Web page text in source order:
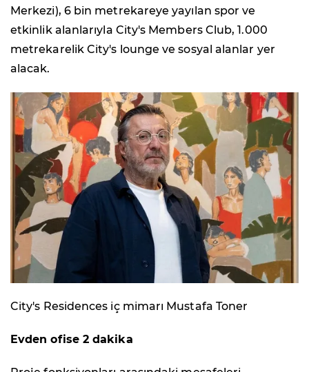
Merkezi), 6 bin metrekareye yayılan spor ve
etkinlik alanlarıyla City's Members Club, 1.000
metrekarelik City's lounge ve sosyal alanlar yer
alacak.
City's Residences iç mimarı Mustafa Toner
Evden ofise 2 dakika